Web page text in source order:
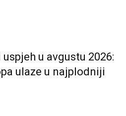
u avgustu 2026:
ulaze u najplodniji